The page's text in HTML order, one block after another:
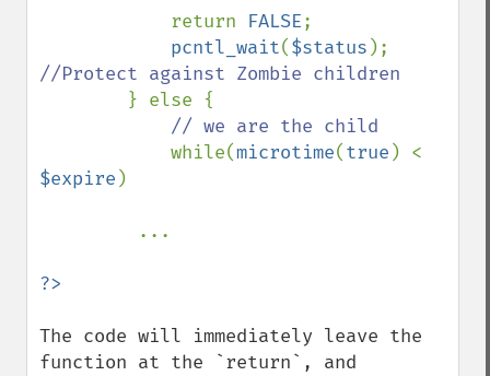
            return
FALSE;
pcntl_wait($status
//Protect against Zombie children
} else {
// we are the child
while(microtime(true
$expire )
The code will immediately leave the
function at the `return`, and